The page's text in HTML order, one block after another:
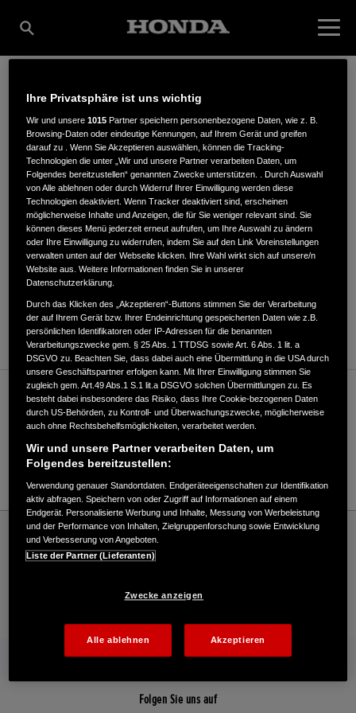
MEIFORT GMBH & CO.
KG - SORGBRÜCK
Hans-Christian-Kath-Str. 1,24806,Lohe-Föhrden
ANFAHRTSBESCHREIBUNG ANFORDERN
Verkauf / Kundendienst
04336/3131
E-Mail
Honda
Rasen und Garten
Meifort GmbH & Co. KG - Sorgbrück - Rasen und Garten – Honda - HONDA
Deutschland Offizielle Website | The Power of Dreams
Mehr von Honda
Folgen Sie uns auf
Ihre Privatsphäre ist uns wichtig
Wir und unsere1015 Partner speichern personenbezogene Daten, wie z. B.
Browsing-Daten oder eindeutige Kennungen, auf Ihrem Gerät und greifen
darauf zu . Wenn Sie Akzeptieren auswählen, können die Tracking-
Technologien die unter „Wir und unsere Partner verarbeiten Daten, um
Folgendes bereitzustellen“ genannten Zwecke unterstützen. . Durch Auswahl
von Alle ablehnen oder durch Widerruf Ihrer Einwilligung werden diese
Technologien deaktiviert. Wenn Tracker deaktiviert sind, erscheinen
möglicherweise Inhalte und Anzeigen, die für Sie weniger relevant sind. Sie
können dieses Menü jederzeit erneut aufrufen, um Ihre Auswahl zu ändern
oder Ihre Einwilligung zu widerrufen, indem Sie auf den Link Voreinstellungen
verwalten unten auf der Webseite klicken. Ihre Wahl wirkt sich auf unsere/n
Website aus. Weitere Informationen finden Sie in unserer
Datenschutzerklärung.
Durch das Klicken des „Akzeptieren“-Buttons stimmen Sie der Verarbeitung
der auf Ihrem Gerät bzw. Ihrer Endeinrichtung gespeicherten Daten wie z.B.
persönlichen Identifikatoren oder IP-Adressen für die benannten
Verarbeitungszwecke gem. § 25 Abs. 1 TTDSG sowie Art. 6 Abs. 1 lit. a
DSGVO zu. Beachten Sie, dass dabei auch eine Übermittlung in die USA durch
unsere Geschäftspartner erfolgen kann. Mit Ihrer Einwilligung stimmen Sie
zugleich gem. Art.49 Abs.1 S.1 lit.a DSGVO solchen Übermittlungen zu. Es
besteht dabei insbesondere das Risiko, dass Ihre Cookie-bezogenen Daten
durch US-Behörden, zu Kontroll- und Überwachungszwecke, möglicherweise
auch ohne Rechtsbehelfsmöglichkeiten, verarbeitet werden.
Wir und unsere Partner verarbeiten Daten, um
Folgendes bereitzustellen:
Verwendung genauer Standortdaten. Endgeräteeigenschaften zur Identifikation
aktiv abfragen. Speichern von oder Zugriff auf Informationen auf einem
Endgerät. Personalisierte Werbung und Inhalte, Messung von Werbeleistung
und der Performance von Inhalten, Zielgruppenforschung sowie Entwicklung
und Verbesserung von Angeboten.
Liste der Partner (Lieferanten)
Zwecke anzeigen
Alle ablehnen Akzeptieren